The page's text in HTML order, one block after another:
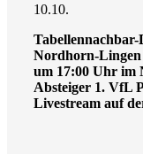
10.10.
Nordhorn-Lingen
um 17:00 Uhr im
Absteiger 1. VfL
Livestream auf